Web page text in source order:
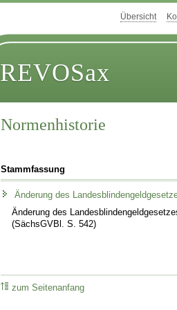
Übersicht
REVOSax
Normenhistorie
Stammfassung
Änderung des
Änderung des
(SächsGVBl. S. 542)
zum Seitenanfang